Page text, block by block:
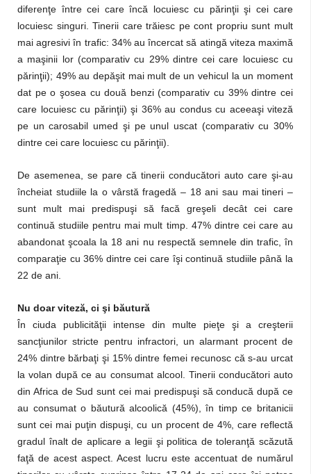
diferenţe între cei care încă locuiesc cu părinţii şi cei care
locuiesc singuri. Tinerii care trăiesc pe cont propriu sunt mult
mai agresivi în trafic: 34% au încercat să atingă viteza maximă
a maşinii lor (comparativ cu 29% dintre cei care locuiesc cu
părinţii); 49% au depăşit mai mult de un vehicul la un moment
dat pe o şosea cu două benzi (comparativ cu 39% dintre cei
care locuiesc cu părinţii) şi 36% au condus cu aceeaşi viteză
pe un carosabil umed şi pe unul uscat (comparativ cu 30%
dintre cei care locuiesc cu părinţii).
De asemenea, se pare că tinerii conducători auto care şi-au
încheiat studiile la o vârstă fragedă – 18 ani sau mai tineri –
sunt mult mai predispuşi să facă greşeli decât cei care
continuă studiile pentru mai mult timp. 47% dintre cei care au
abandonat şcoala la 18 ani nu respectă semnele din trafic, în
comparaţie cu 36% dintre cei care îşi continuă studiile până la
22 de ani.
Nu doar viteză, ci şi băutură
În ciuda publicităţii intense din multe pieţe şi a creşterii
sancţiunilor stricte pentru infractori, un alarmant procent de
24% dintre bărbaţi şi 15% dintre femei recunosc că s-au urcat
la volan după ce au consumat alcool. Tinerii conducători auto
din Africa de Sud sunt cei mai predispuşi să conducă după ce
au consumat o băutură alcoolică (45%), în timp ce britanicii
sunt cei mai puţin dispuşi, cu un procent de 4%, care reflectă
gradul înalt de aplicare a legii şi politica de toleranţă scăzută
faţă de acest aspect. Acest lucru este accentuat de numărul